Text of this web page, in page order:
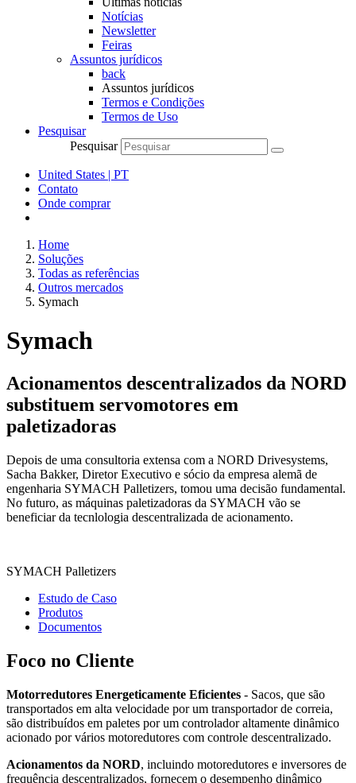
Notícias
Newsletter
Feiras
Assuntos jurídicos
back
Assuntos jurídicos
Termos e Condições
Termos de Uso
Pesquisar
Pesquisar
United States | PT
Contato
Onde comprar
Home
Soluções
Todas as referências
Outros mercados
Symach
Symach
Acionamentos descentralizados da NORD
substituem servomotores em
paletizadoras
Depois de uma consultoria extensa com a NORD Drivesystems,
Sacha Bakker, Diretor Executivo e sócio da empresa alemã de
engenharia SYMACH Palletizers, tomou uma decisão fundamental.
No futuro, as máquinas paletizadoras da SYMACH vão se
beneficiar da tecnlologia descentralizada de acionamento.
SYMACH Palletizers
Estudo de Caso
Produtos
Documentos
Foco no Cliente
Motorredutores Energeticamente Eficientes - Sacos, que são
transportados em alta velocidade por um transportador de correia,
são distribuídos em paletes por um controlador altamente dinâmico
acionado por vários motoredutores com controle descentralizado.
Acionamentos da NORD, incluindo motoredutores e inversores de
frequência descentralizados, fornecem o desempenho dinâmico